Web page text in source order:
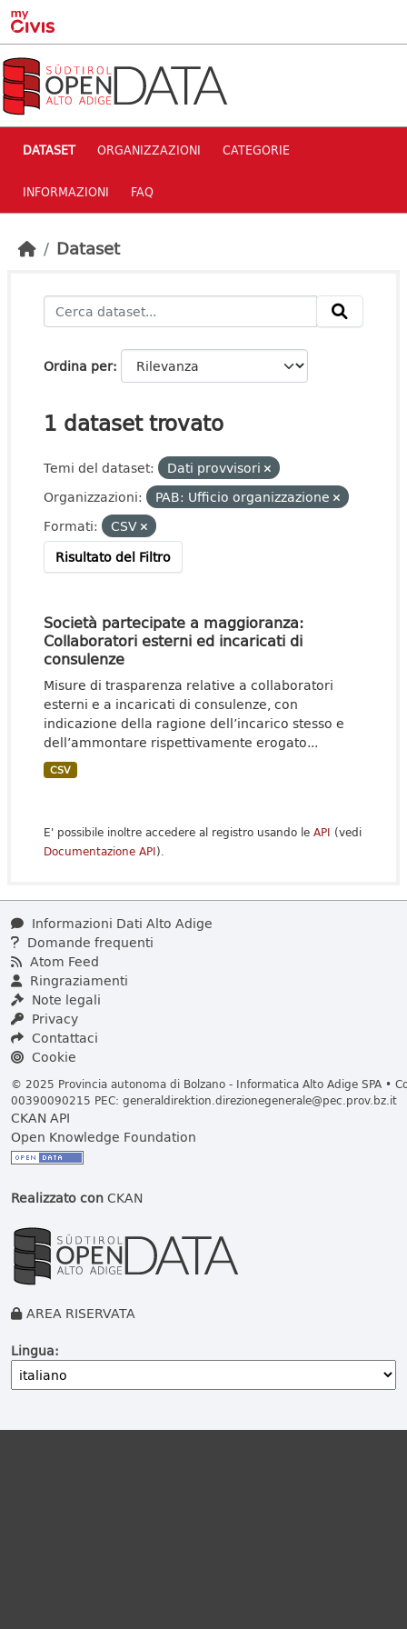
Skip to main content
DATASET ORGANIZZAZIONI CATEGORIE
INFORMAZIONI FAQ
Dataset
Ordina per
1 dataset trovato
Temi del dataset:
Dati provvisori
Organizzazioni:
PAB: Ufficio organizzazione
Formati:
CSV
Risultato del Filtro
Società partecipate a maggioranza:
Collaboratori esterni ed incaricati di
consulenze
Misure di trasparenza relative a collaboratori
esterni e a incaricati di consulenze, con
indicazione della ragione dell’incarico stesso e
dell’ammontare rispettivamente erogato...
CSV
E' possibile inoltre accedere al registro usando le API (vedi
Documentazione API).
Informazioni Dati Alto Adige
Domande frequenti
Atom Feed
Ringraziamenti
Note legali
Privacy
Contattaci
Cookie
© 2025 Provincia autonoma di Bolzano - Informatica Alto Adige SPA •
00390090215 PEC: generaldirektion.direzionegenerale@pec.prov.bz.it
CKAN API
Open Knowledge Foundation
Realizzato conCKAN
AREA RISERVATA
Lingua